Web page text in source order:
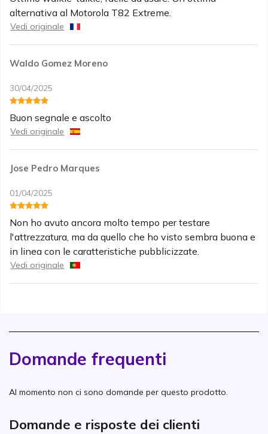
alternativa al Motorola T82 Extreme.
Vedi originale
Waldo Gomez Moreno
30/04/2025
Buon segnale e ascolto
Vedi originale
Jose Pedro Marques
01/04/2025
Non ho avuto ancora molto tempo per testare
l'attrezzatura, ma da quello che ho visto sembra buona e
in linea con le caratteristiche pubblicizzate.
Vedi originale
Domande frequenti
Al momento non ci sono domande per questo prodotto.
Domande e risposte dei clienti